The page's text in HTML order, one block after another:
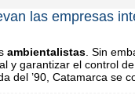
las empresas
ambientalistas . Sin
y garantizar el control
del ’90, Catamarca se